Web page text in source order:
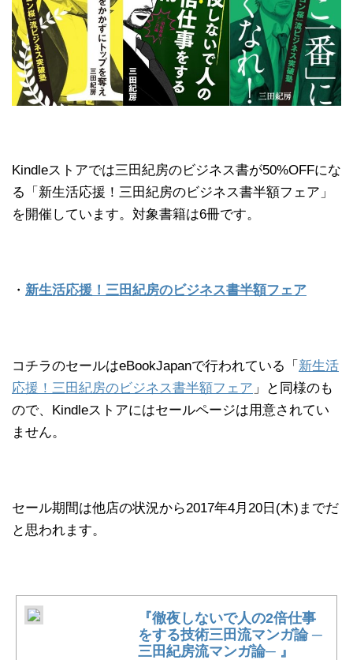
Kindleストアでは三田紀房のビジネス書が50%OFFにな
る「新生活応援！三田紀房のビジネス書半額フェア」
を開催しています。対象書籍は6冊です。
・ 新生活応援！三田紀房のビジネス書半額フェア
コチラのセールはeBookJapanで行われている「 新生活
応援！三田紀房のビジネス書半額フェア 」と同様のも
ので、Kindleストアにはセールページは用意されてい
ません。
セール期間は他店の状況から2017年4月20日(木)までだ
と思われます。
『徹夜しないで人の2倍仕事
をする技術三田流マンガ論 ─
三田紀房流マンガ論─ 』